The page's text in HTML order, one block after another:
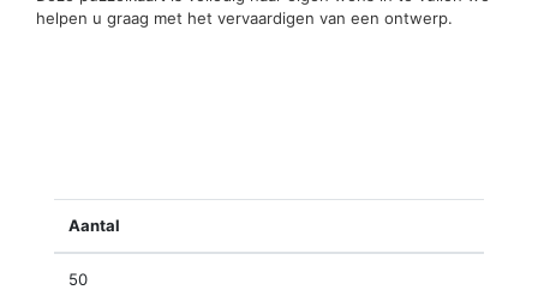
helpen u graag met het vervaardigen van een ontwerp.
Aantal
50